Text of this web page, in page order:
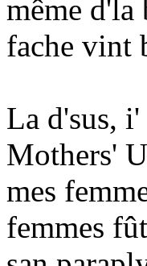
même d'la
fache vint
La d'sus,
Mothers'
mes
femmes